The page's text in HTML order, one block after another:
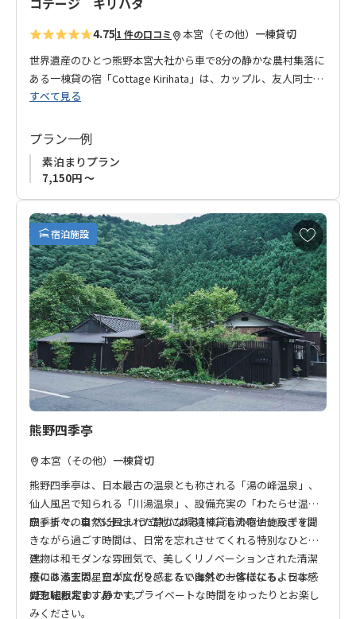
チェックイン方法はご予約・決済完了後にオーナーよりお知ら
せいたします。
4.751 件の口コミ 本宮（その他） 一棟貸切
世界遺産のひとつ熊野本宮大社から車で8分の静かな農村集落に
ある一棟貸の宿「Cottage Kirihata」は、カップル、友人同士、
ヤングファミリーに最適な宿です。熊野古道を歩いた後は、静
遊びやフィッシングなどのアクティビティやコテージ内でBBQ
も楽しめます。
すべて見る
プラン一例
素泊まりプラン
7,150円 ～
宿泊施設
お
気
に
入
り
に
追
加
熊野四季亭
本宮（その他） 一棟貸切
熊野四季亭は、日本最古の温泉とも称される「湯の峰温泉」、
仙人風呂で知られる「川湯温泉」、設備充実の「わたらせ温
泉」まで、車で5分という立地にある1棟貸しの宿泊施設です。
四季折々の自然に囲まれた静かな環境で、清流のせせらぎを聞
きながら過ごす時間は、日常を忘れさせてくれる特別なひとと
き。
夜には満天の星空が広がり、まるで自然と一体になるような感
覚を味わえます。
建物は和モダンな雰囲気で、美しくリノベーションされた清潔
感のある空間。日本文化を感じたい海外のお客様にも、日本人
の方にもおすすめです。
1日1組限定の、静かでプライベートな時間をゆったりとお楽し
みください。